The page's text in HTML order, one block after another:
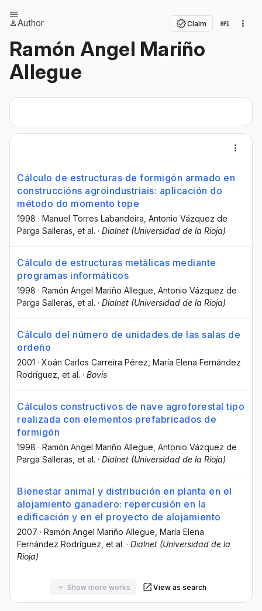
Author Claim
Ramón Angel Mariño
Allegue
Cálculo de estructuras de formigón armado en
construccións agroindustriais: aplicación do
método do momento tope
1998 · Manuel Torres Labandeira , Antonio Vázquez de
Parga Salleras , et al. · Dialnet (Universidad de la Rioja)
Cálculo de estructuras metálicas mediante
programas informáticos
1998 · Ramón Angel Mariño Allegue , Antonio Vázquez de
Parga Salleras , et al. · Dialnet (Universidad de la Rioja)
Cálculo del número de unidades de las salas de
ordeño
2001 · Xoán Carlos Carreira Pérez , María Elena Fernández
Rodríguez , et al. · Bovis
Cálculos constructivos de nave agroforestal tipo
realizada con elementos prefabricados de
formigón
1998 · Ramón Angel Mariño Allegue , Antonio Vázquez de
Parga Salleras , et al. · Dialnet (Universidad de la Rioja)
Bienestar animal y distribución en planta en el
alojamiento ganadero: repercusión en la
edificación y en el proyecto de alojamiento
2007 · Ramón Angel Mariño Allegue , María Elena
Fernández Rodríguez , et al. · Dialnet (Universidad de la
Rioja)
Show more works View as search